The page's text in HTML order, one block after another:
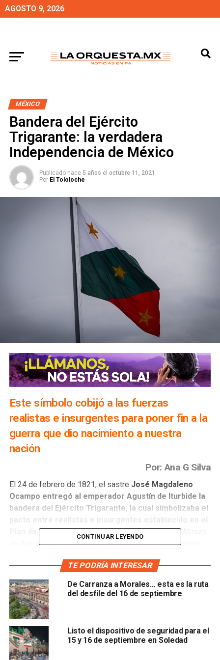
AGOSTO 9, 2026
MÉXICO
Bandera del Ejército
Trigarante: la verdadera
Independencia de México
Publicado hace 5 años el octubre 11, 2021
Por El Tololoche
Este símbolo cobijó a las fuerzas
realistas e insurgentes para poner fin a la
guerra que dio nacimiento a nuestra
nación
Por: Ana G Silva
El 24 de febrero de 1821, el sastre José Magdaleno
Ocampo entregó al emperador Agustín de Iturbide la
bandera del Ejército Trigarante, la cual simbolizaba el
Plan de Iguala.Tres días antes se dio el famoso “Abrazo
de Acatempan”, entre este personaje y Vicente Guerrero,
que finalmente el fin de la colonia española.
La bandera tenía tres colores: blanco, verde y rojo,
mismos que se conservaron para la que hoy es la
bandera oficial de México, aunque con un significado
distinto, pues en ese entonces el blanco simbolizaba la
pureza de la religión católica; el verde el ideal de
independencia política; y el rojo el ideal de la unión entre
CONTINUAR LEYENDO
TE PODRÍA INTERESAR
De Carranza a Morales… esta es la ruta
del desfile del 16 de septiembre
Listo el dispositivo de seguridad para el
15 y 16 de septiembre en Soledad